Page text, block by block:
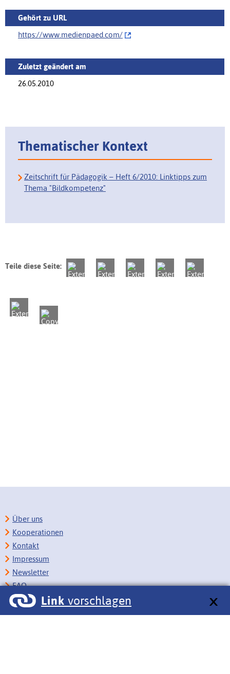
Gehört zu URL
https://www.medienpaed.com/‌
Zuletzt geändert am
26.05.2010
Thematischer Kontext
Zeitschrift für Pädagogik – Heft 6/2010: Linktipps zum
Thema "Bildkompetenz"
Teile diese Seite:
Link vorschlagen
Über uns
Kooperationen
Kontakt
Impressum
Newsletter
FAQ
Copyright